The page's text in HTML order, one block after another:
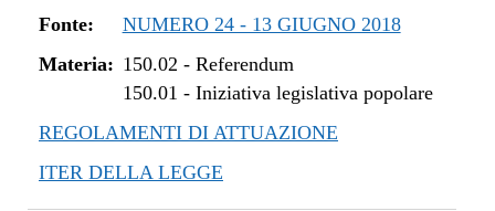
Fonte:
NUMERO 24 - 13 GIUGNO 2018
Materia: 150.02 - Referendum
150.01 - Iniziativa legislativa popolare
REGOLAMENTI DI ATTUAZIONE
ITER DELLA LEGGE